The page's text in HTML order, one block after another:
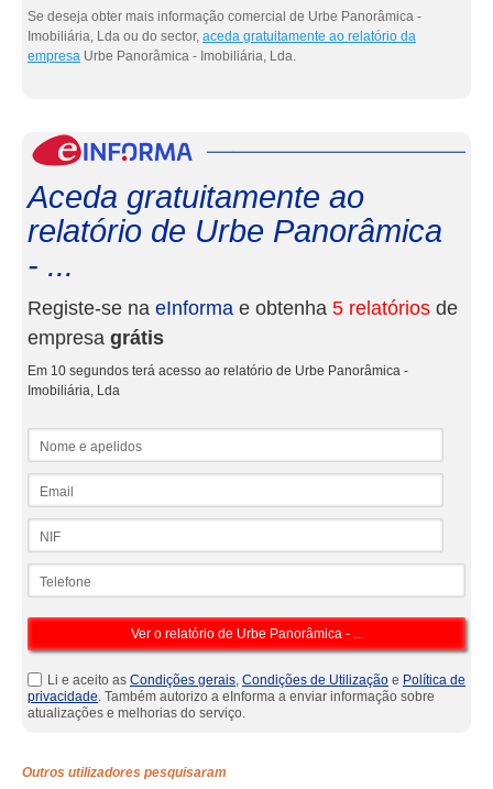
Se deseja obter mais informação comercial de Urbe Panorâmica -
Imobiliária, Lda ou do sector, aceda gratuitamente ao relatório da
empresa Urbe Panorâmica - Imobiliária, Lda.
Aceda gratuitamente ao
relatório de Urbe Panorâmica
- ...
Registe-se na eInforma e obtenha 5 relatórios de
empresa grátis
Em 10 segundos terá acesso ao relatório de Urbe Panorâmica -
Imobiliária, Lda
Li e aceito as Condições gerais, Condições de Utilização e Política de
privacidade. Também autorizo a eInforma a enviar informação sobre
atualizações e melhorias do serviço.
Outros utilizadores pesquisaram